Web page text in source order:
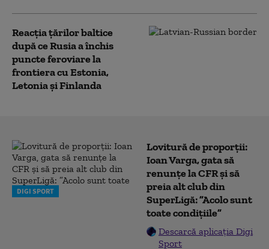
Reacția ţărilor baltice
după ce Rusia a închis
puncte feroviare la
frontiera cu Estonia,
Letonia și Finlanda
DIGI SPORT
Lovitură de proporții:
Ioan Varga, gata să
renunțe la CFR și să
preia alt club din
SuperLigă: ”Acolo sunt
toate condițiile”
Descarcă aplicația Digi
Sport